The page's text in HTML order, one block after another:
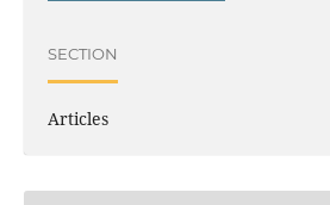
SECTION
Articles